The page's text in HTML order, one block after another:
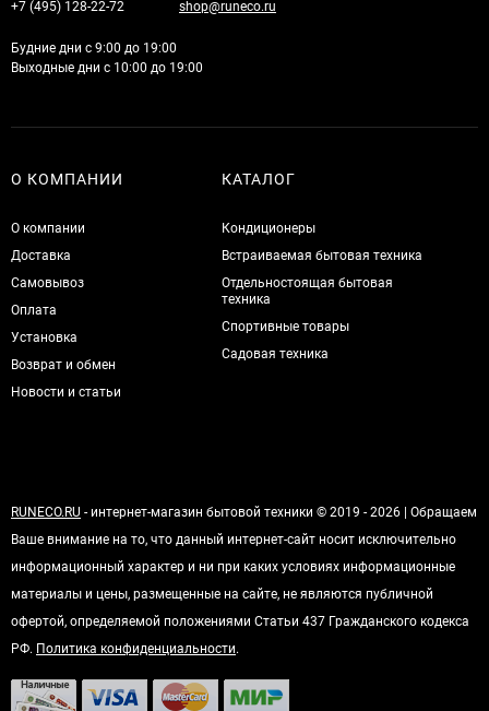
+7 (495) 128-22-72 shop@runeco.ru
Будние дни с 9:00 до 19:00
Выходные дни с 10:00 до 19:00
О КОМПАНИИ
О компании
Доставка
Самовывоз
Оплата
Установка
Возврат и обмен
Новости и статьи
КАТАЛОГ
Кондиционеры
Встраиваемая бытовая техника
Отдельностоящая бытовая
техника
Спортивные товары
Садовая техника
RUNECO.RU - интернет-магазин бытовой техники © 2019 - 2026 | Обращаем
Ваше внимание на то, что данный интернет-сайт носит исключительно
информационный характер и ни при каких условиях информационные
материалы и цены, размещенные на сайте, не являются публичной
офертой, определяемой положениями Статьи 437 Гражданского кодекса
РФ. Политика конфиденциальности.